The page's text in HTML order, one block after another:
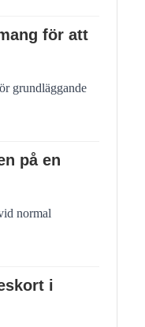
för att
grundläggande
på en
normal
i